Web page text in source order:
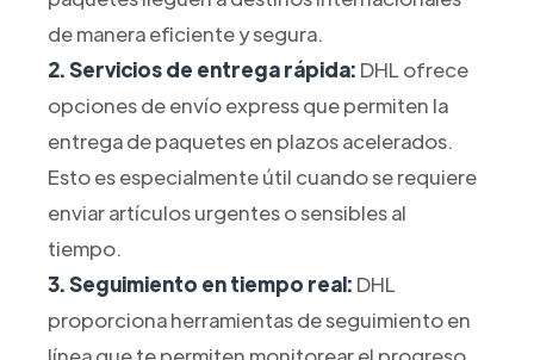
de manera eficiente y segura.
2. Servicios de entrega rápida: DHL ofrece
opciones de envío express que permiten la
entrega de paquetes en plazos acelerados.
Esto es especialmente útil cuando se requiere
enviar artículos urgentes o sensibles al
tiempo.
3. Seguimiento en tiempo real: DHL
proporciona herramientas de seguimiento en